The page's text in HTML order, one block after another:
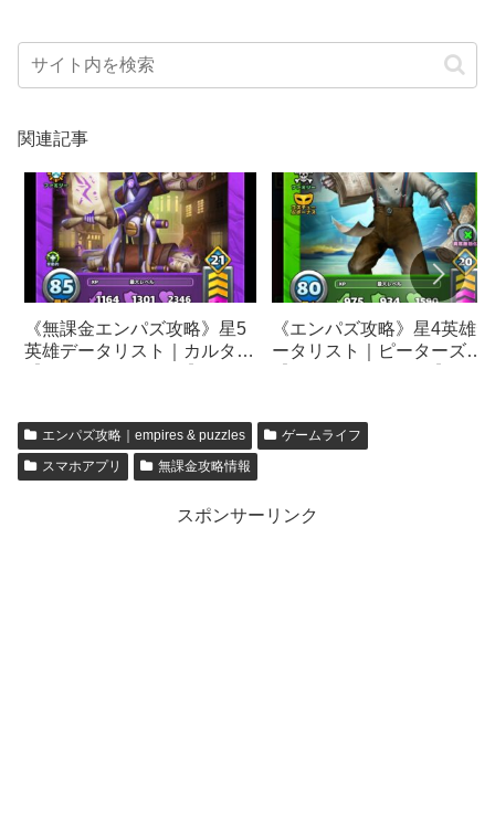
関連記事
《無課金エンパズ攻略》星5
英雄データリスト｜カルタ
《エンパズ攻略》星4英雄デ
ータリスト｜ピーターズ
エンパズ攻略｜empires & puzzles
ゲームライフ
スマホアプリ
無課金攻略情報
スポンサーリンク